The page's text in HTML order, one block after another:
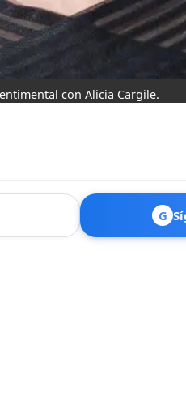
con Alicia Cargile.
G